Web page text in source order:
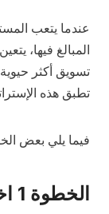
عندما يتعب
المبالغ فيها،
تسويق أكثر حيوية
تطبق هذه
فيما يلي بعض
الخطوة 1 اختر منصة تناسب عملك